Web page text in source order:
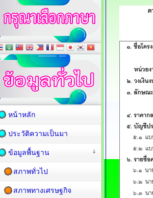
หน้าหลัก
ประวัติความเป็นมา
ข้อมูลพื้นฐาน
สภาพทั่วไป
สภาพทางเศรษฐกิจ